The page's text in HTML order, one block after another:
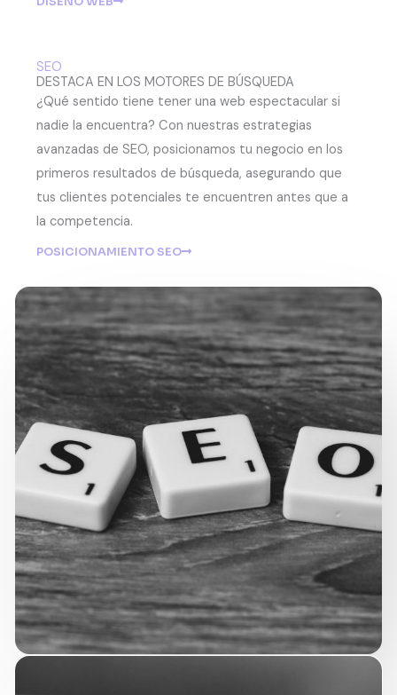
SEO
DESTACA EN LOS MOTORES DE BÚSQUEDA
¿Qué sentido tiene tener una web espectacular si
nadie la encuentra? Con nuestras estrategias
avanzadas de SEO, posicionamos tu negocio en los
primeros resultados de búsqueda, asegurando que
tus clientes potenciales te encuentren antes que a
la competencia.
POSICIONAMIENTO SEO